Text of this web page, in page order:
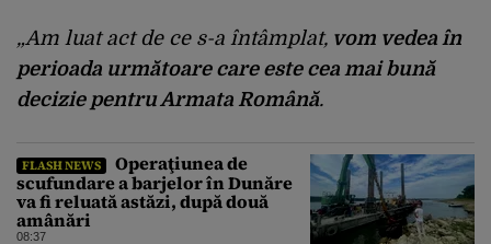
„Am luat act de ce s-a întâmplat, vom vedea în
perioada următoare care este cea mai bună
decizie pentru Armata Română.
FLASH NEWS
Operaţiunea de
scufundare a barjelor în Dunăre
va fi reluată astăzi, după două
amânări
08:37